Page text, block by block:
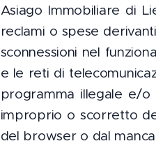
Asiago Immobiliare di
reclami o spese
sconnessioni nel
e le reti di
programma illegale e/
improprio o scorretto
del browser o dal